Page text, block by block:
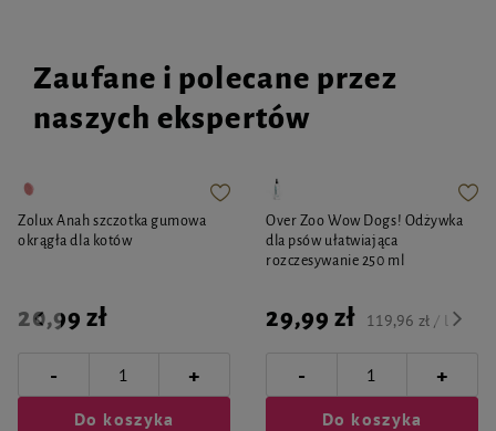
Zaufane i polecane przez
naszych ekspertów
Zolux Anah szczotka gumowa
okrągła dla kotów
20,99 zł
- +
Do koszyka
Over Zoo Wow Dogs! Odżywka
dla psów ułatwiająca
rozczesywanie 250 ml
29,99 zł 119,96 zł / l
- +
Do koszyka